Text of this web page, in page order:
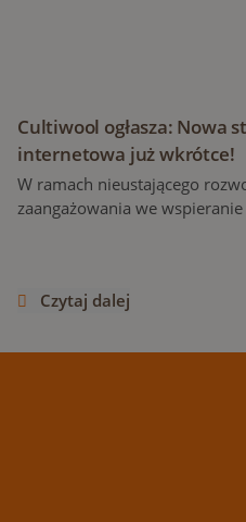
Cultiwool ogłasza: Nowa
internetowa już wkrótce!
W ramach nieustającego
zaangażowania we
zaplanowano na późniejszy
Czytaj dalej